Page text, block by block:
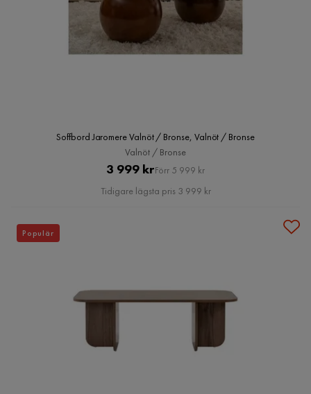
Soffbord Jaromere Valnöt / Bronse, Valnöt / Bronse
Valnöt / Bronse
Pris
3 999 krOriginal
Pris
Förr 5 999 kr
Tidigare lägsta pris 3 999 kr
Populär